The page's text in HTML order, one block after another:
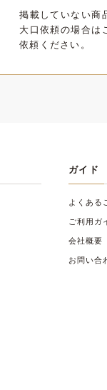
掲載していない商
大口依頼の場合は
依頼ください。
ガイド
よくある
ご利用ガ
会社概要
お問い合